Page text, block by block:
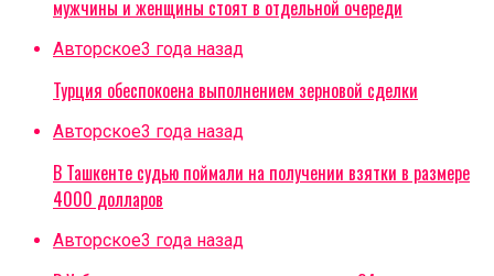
мужчины и женщины стоят в отдельной очереди
Авторское3 года назад
Турция обеспокоена выполнением зерновой сделки
Авторское3 года назад
В Ташкенте судью поймали на получении взятки в размере
4000 долларов
Авторское3 года назад